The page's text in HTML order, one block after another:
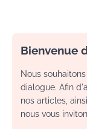
Bienvenue
Nous
dialogue. Afin
nos articles,
nous vous